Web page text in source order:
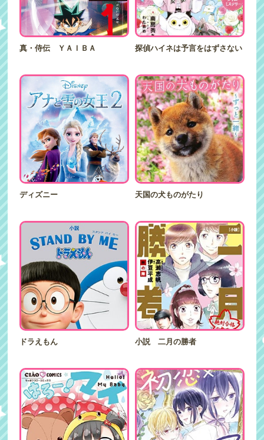
真・侍伝 ＹＡＩＢＡ 探偵ハイネは予言をはずさない
ディズニー 天国の犬ものがたり
ドラえもん 小説 二月の勝者